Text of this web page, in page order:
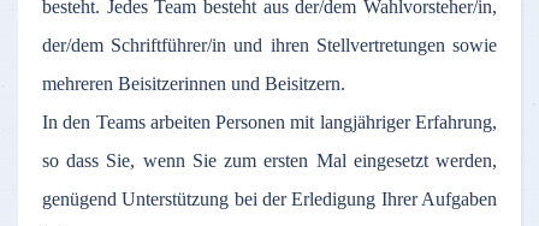
besteht. Jedes Team besteht aus der/dem Wahlvorsteher/in,
der/dem Schriftführer/in und ihren Stellvertretungen sowie
mehreren Beisitzerinnen und Beisitzern.
In den Teams arbeiten Personen mit langjähriger Erfahrung,
so dass Sie, wenn Sie zum ersten Mal eingesetzt werden,
genügend Unterstützung bei der Erledigung Ihrer Aufgaben